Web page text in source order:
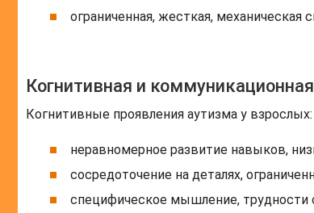
ограниченная, жесткая, механическая
Когнитивная и
Когнитивные проявления аутизма у взрослых:
неравномерное развитие навыков,
сосредоточение на деталях,
специфическое мышление,